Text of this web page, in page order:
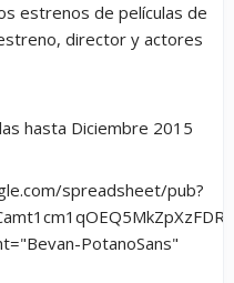
estrenos de películas de
director y actores
hasta Diciembre 2015
spreadsheet/pub?
PotanoSans"